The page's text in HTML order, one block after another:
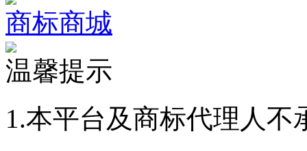
商标商城
温馨提示
1.本平台及商标代理人不